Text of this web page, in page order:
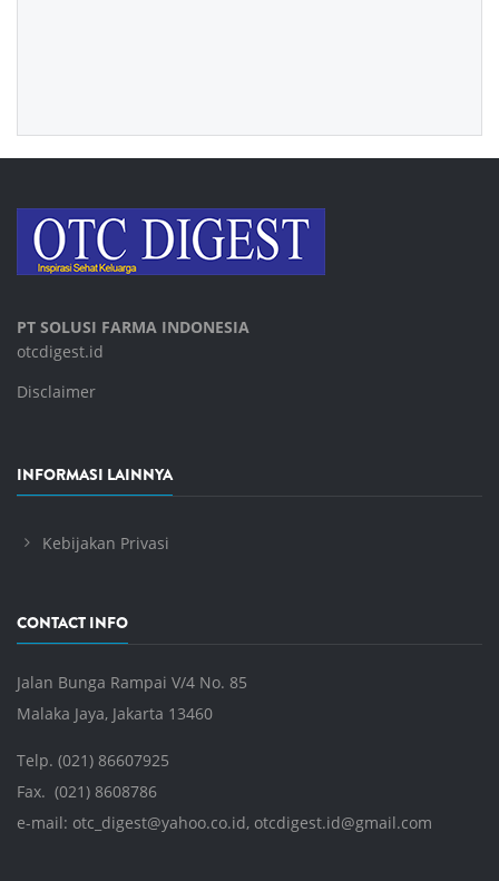
PT SOLUSI FARMA INDONESIA
otcdigest.id
Disclaimer
INFORMASI LAINNYA
Kebijakan Privasi
CONTACT INFO
Jalan Bunga Rampai V/4 No. 85
Malaka Jaya, Jakarta 13460
Telp. (021) 86607925
Fax. (021) 8608786
e-mail: otc_digest@yahoo.co.id, otcdigest.id@gmail.com